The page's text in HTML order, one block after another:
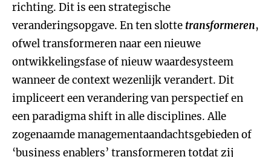
richting. Dit is een strategische
veranderingsopgave. En ten slotte transformeren,
ofwel transformeren naar een nieuwe
ontwikkelingsfase of nieuw waardesysteem
wanneer de context wezenlijk verandert. Dit
impliceert een verandering van perspectief en
een paradigma shift in alle disciplines. Alle
zogenaamde managementaandachtsgebieden of
‘business enablers’ transformeren totdat zij